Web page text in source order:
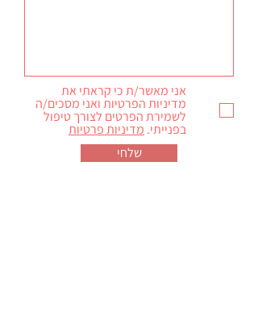
אני מאשר/ת כי קראתי את
מדיניות הפרטיות ואני מסכים/ה
לשמירת הפרטים לצורך טיפול
בפנייתי. מדיניות פרטיות
שלחי